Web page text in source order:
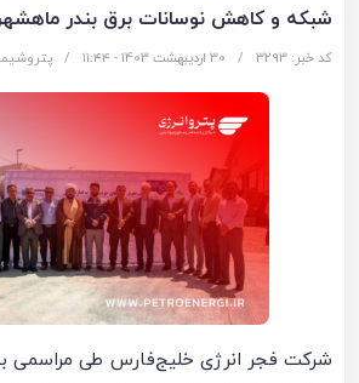
شبکه و کاهش نوسانات برق بندر ماهشهر
کد خبر: 3293 / 30 اردیبهشت 1403 - ۱۱:۴۴ /